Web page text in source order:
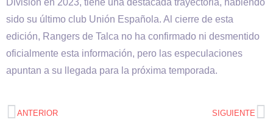
División en 2023, tiene una destacada trayectoria, habiendo
sido su último club Unión Española. Al cierre de esta
edición, Rangers de Talca no ha confirmado ni desmentido
oficialmente esta información, pero las especulaciones
apuntan a su llegada para la próxima temporada.
ANTERIOR SIGUIENTE